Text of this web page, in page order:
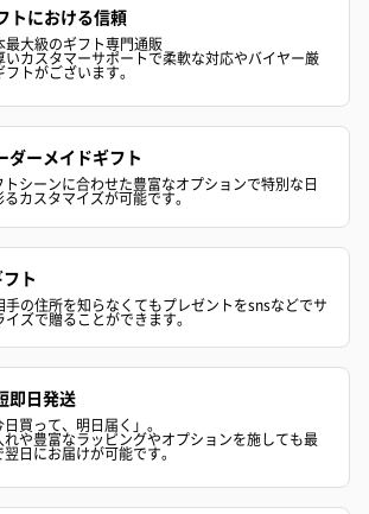
スイーツ
イーツを同梱してお届けいたします。ギフト
す。
アールグレイティー
（660円）
フルーツティ
トにおける信頼
最大級のギフト専門通販
いカスタマーサポートで柔軟な対応やバイヤー厳
フトがございます。
ダーメイドギフト
トシーンに合わせた豊富なオプションで特別な日
るカスタマイズが可能です。
ト
手の住所を知らなくてもプレゼントをsnsなどでサ
イズで贈ることができます。
即日発送
日買って、明日届く」。
れや豊富なラッピングやオプションを施しても最
翌日にお届けが可能です。